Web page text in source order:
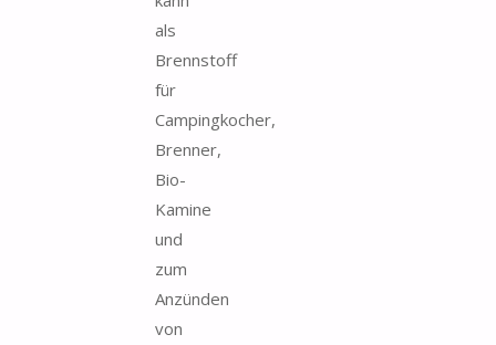
als
Brennstoff
für
Campingkocher,
Brenner,
Bio-
Kamine
und
zum
Anzünden
von